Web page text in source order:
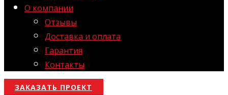
О компании
Отзывы
Доставка и оплата
Гарантия
Контакты
ЗАКАЗАТЬ ПРОЕКТ